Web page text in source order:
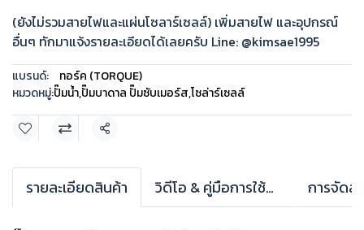
(ยังไม่รวมสายไฟและแผ่นโซลาร์เซลล์) เพิ่มสายไฟ และอุปกรณ์
อื่นๆ ทักมาแจ้งรายละเอียดได้เลยครับ Line: @kimsae1995
แบรนด์:
ทอร์ค (TORQUE)
หมวดหมู่:ปั๊มน้ำ,ปั๊มบาดาล ปั๊มซับเมอร์ส,โซล่าร์เซลล์
แชร์
รายละเอียดสินค้า วิดีโอ & คู่มือการใช้งาน การจัดส่